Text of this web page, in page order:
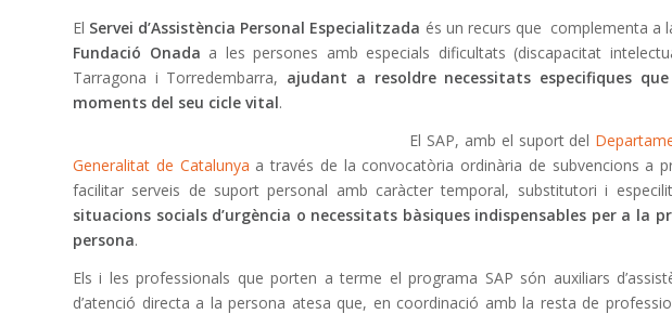
El Servei d’Assistència Personal Especialitzada és un recurs que complementa a
Fundació Onada a les persones amb especials dificultats (discapacitat
Tarragona i Torredembarra, ajudant a resoldre necessitats especifiques
moments del seu cicle vital.
El SAP, amb el suport del
Generalitat de Catalunya a través de la convocatòria ordinària de subvencions a
facilitar serveis de suport personal amb caràcter temporal, substitutori i
situacions socials d’urgència o necessitats bàsiques indispensables per a la
persona.
Els i les professionals que porten a terme el programa SAP són auxiliars
d’atenció directa a la persona atesa que, en coordinació amb la resta de